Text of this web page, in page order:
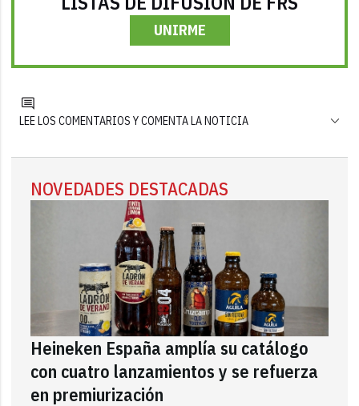
UNIRME
LEE LOS COMENTARIOS Y COMENTA LA NOTICIA
NOVEDADES DESTACADAS
Heineken España amplía su catálogo
con cuatro lanzamientos y se refuerza
en premiurización